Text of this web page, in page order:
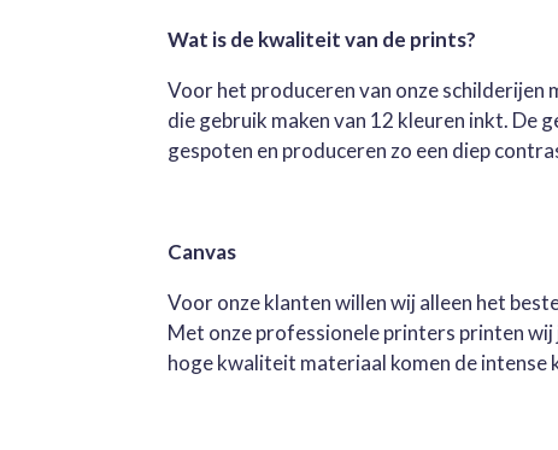
Wat is de kwaliteit van de prints?
Voor het produceren van onze
die gebruik maken van 12 kleuren inkt.
gespoten en produceren zo een diep
Canvas
Voor onze klanten willen wij alleen het
Met onze professionele printers printen
hoge kwaliteit materiaal komen de intense